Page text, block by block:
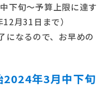
下旬～予算上限に達す
月31日まで）
になるので、お早めの
2024年3月中下旬